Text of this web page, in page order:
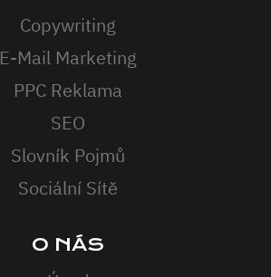
Copywriting
E-Mail Marketing
PPC Reklama
SEO
Slovník Pojmů
Sociální Sítě
O NÁS